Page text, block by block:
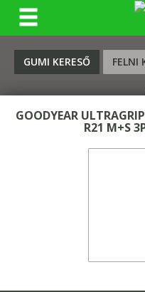
GUMI KERESŐ FELNI
GOODYEAR
R21 M+S